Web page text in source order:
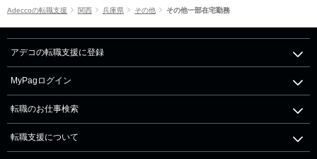
Adeccoの転職支援 関西 兵庫県 その他 その他一部在宅勤務
アデコの転職支援に登録
MyPagログイン
転職のお仕事検索
転職支援について